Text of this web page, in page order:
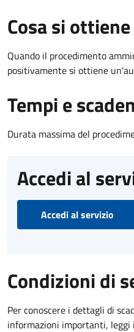
Cosa si ottiene
Quando il procedimento
positivamente si ottiene
Tempi e
Durata massima del
Accedi al
Accedi al servizio
Condizioni di
Per conoscere i dettagli di
informazioni importanti,